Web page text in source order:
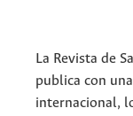
La Revista de
publica con
internacional,